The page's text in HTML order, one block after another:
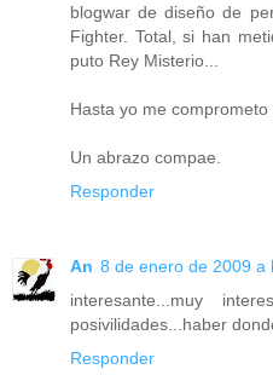
blogwar de diseño de
Fighter. Total, si han
puto Rey Misterio...
Hasta yo me comprometo
Un abrazo compae.
Responder
An 8 de enero de 2009 a
interesante...muy
posivilidades...haber
Responder